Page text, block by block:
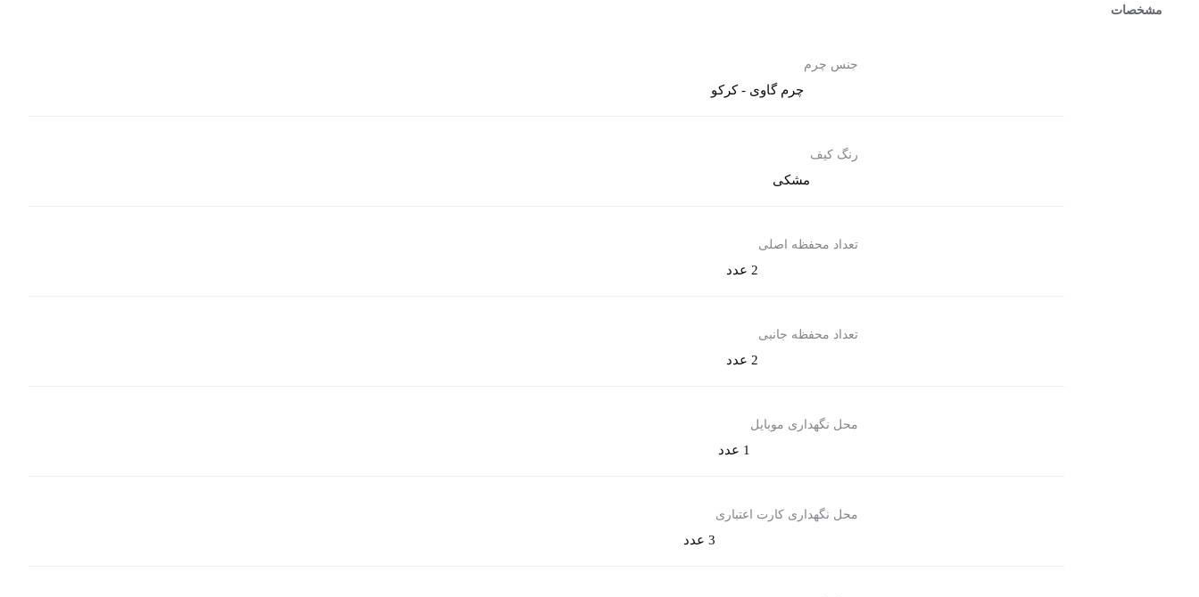
مشخصات
جنس چرم
چرم گاوی - کرکو
رنگ کیف
مشکی
تعداد محفظه اصلی
2 عدد
تعداد محفظه جانبی
2 عدد
محل نگهداری موبایل
1 عدد
محل نگهداری کارت اعتباری
3 عدد